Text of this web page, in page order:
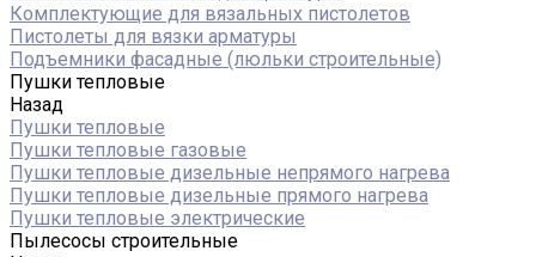
Комплектующие для вязальных пистолетов
Пистолеты для вязки арматуры
Подъемники фасадные (люльки строительные)
Пушки тепловые
Назад
Пушки тепловые
Пушки тепловые газовые
Пушки тепловые дизельные непрямого нагрева
Пушки тепловые дизельные прямого нагрева
Пушки тепловые электрические
Пылесосы строительные